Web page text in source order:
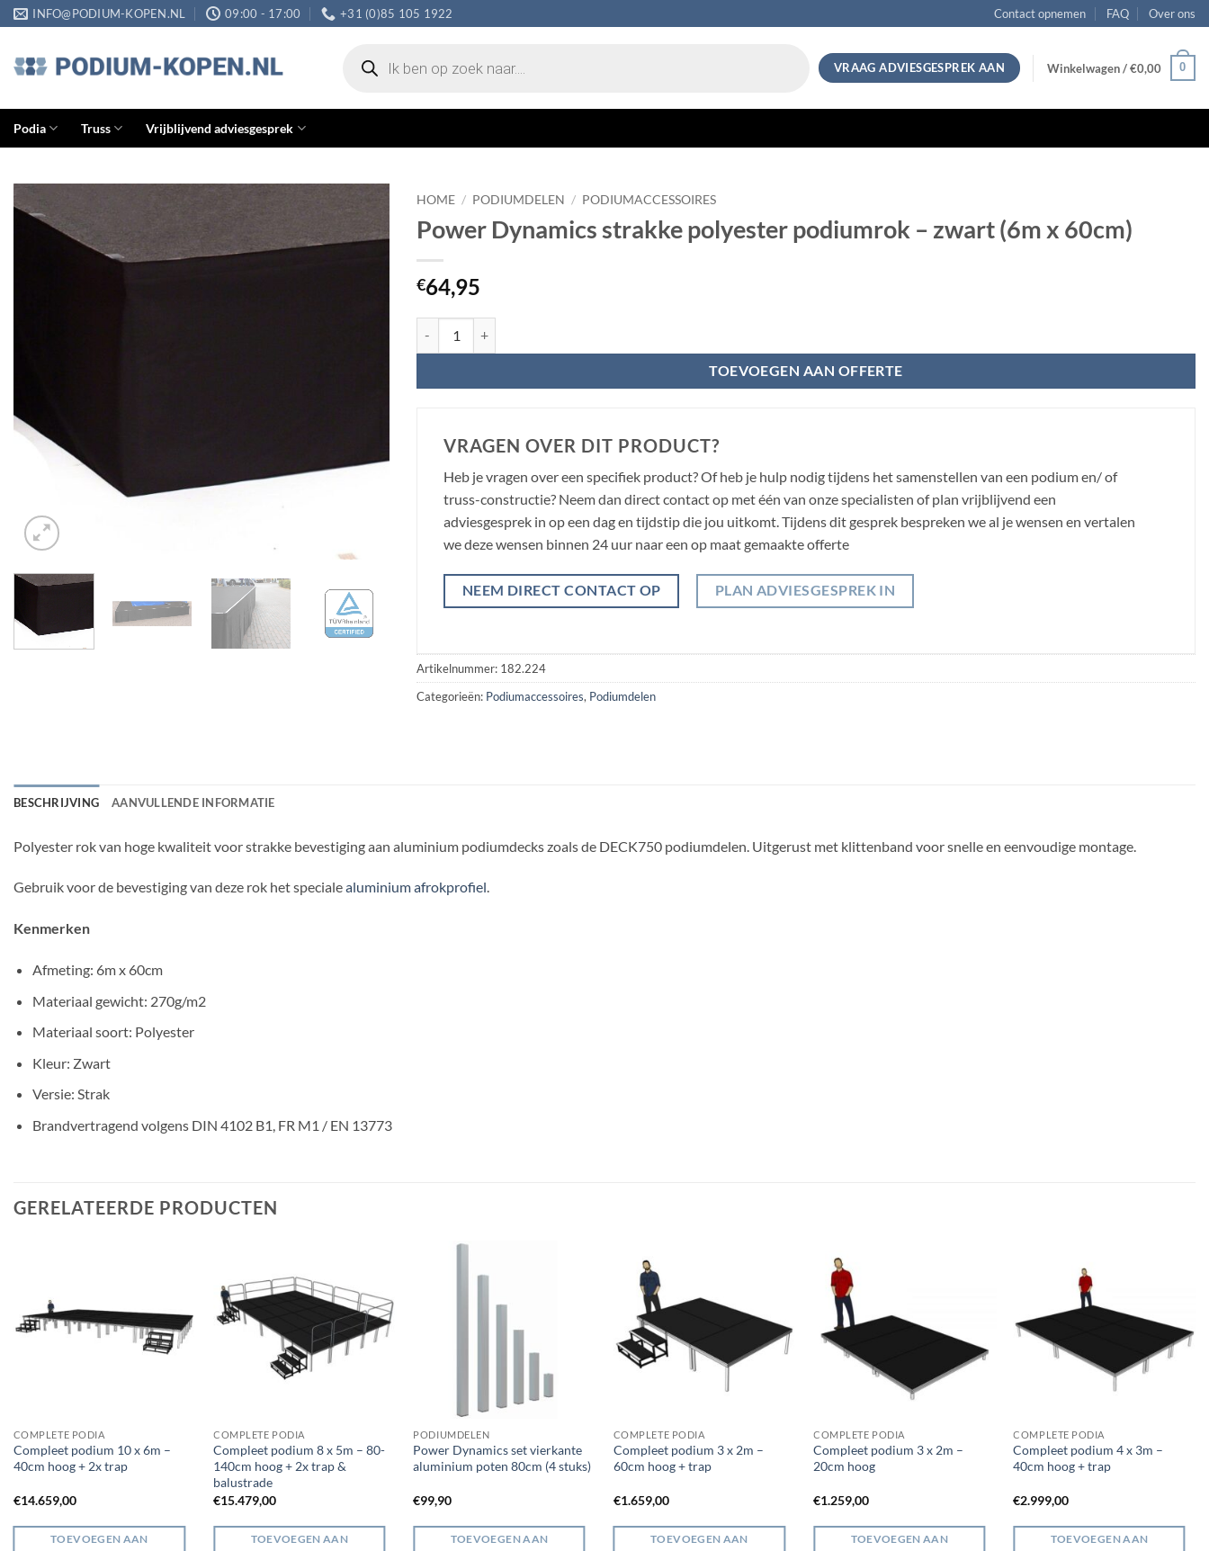
Ga
naar
inhoud
INFO@PODIUM-KOPEN.NL 09:00 - 17:00 +31 (0)85 105 1922 Contact opnemen FAQ Over ons
zoeken
VRAAG ADVIESGESPREK AAN Winkelwagen /€0,00 0
Podia Truss Vrijblijvend adviesgesprek
HOME / PODIUMDELEN / PODIUMACCESSOIRES
Power Dynamics strakke polyester podiumrok – zwart (6m x 60cm)
€64,95
TOEVOEGEN AAN OFFERTE
VRAGEN OVER DIT PRODUCT?
Heb je vragen over een specifiek product? Of heb je hulp nodig tijdens het samenstellen van een podium en/ of
truss-constructie? Neem dan direct contact op met één van onze specialisten of plan vrijblijvend een
adviesgesprek in op een dag en tijdstip die jou uitkomt. Tijdens dit gesprek bespreken we al je wensen en vertalen
we deze wensen binnen 24 uur naar een op maat gemaakte offerte
NEEM DIRECT CONTACT OP PLAN ADVIESGESPREK IN
Artikelnummer: 182.224
Categorieën: Podiumaccessoires, Podiumdelen
BESCHRIJVING AANVULLENDE INFORMATIE
Polyester rok van hoge kwaliteit voor strakke bevestiging aan aluminium podiumdecks zoals de DECK750 podiumdelen. Uitgerust met klittenband voor snelle en eenvoudige montage.
Gebruik voor de bevestiging van deze rok het specialealuminium afrokprofiel.
Kenmerken
Afmeting: 6m x 60cm
Materiaal gewicht: 270g/m2
Materiaal soort: Polyester
Kleur: Zwart
Versie: Strak
Brandvertragend volgens DIN 4102 B1, FR M1 / EN 13773
GERELATEERDE PRODUCTEN
COMPLETE PODIA
Compleet podium 10 x 6m –
40cm hoog + 2x trap
€14.659,00
TOEVOEGEN AAN
COMPLETE PODIA
Compleet podium 8 x 5m – 80-
140cm hoog + 2x trap &
balustrade
€15.479,00
TOEVOEGEN AAN
PODIUMDELEN
Power Dynamics set vierkante
aluminium poten 80cm (4 stuks)
€99,90
TOEVOEGEN AAN
COMPLETE PODIA
Compleet podium 3 x 2m –
60cm hoog + trap
€1.659,00
TOEVOEGEN AAN
COMPLETE PODIA
Compleet podium 3 x 2m –
20cm hoog
€1.259,00
TOEVOEGEN AAN
COMPLETE PODIA
Compleet podium 4 x 3m –
40cm hoog + trap
€2.999,00
TOEVOEGEN AAN